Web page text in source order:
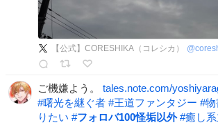
【公式】CORESHIKA（コレシカ） @
ご機嫌よう。 tales.note.com/
#曙光を継ぐ者 #王道ファンタジー #物
りたい #フォロバ100怪垢以外 #癒し